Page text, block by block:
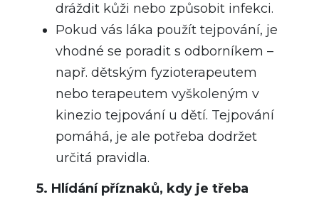
dráždit kůži nebo způsobit infekci.
Pokud vás láka použít tejpování, je
vhodné se poradit s odborníkem –
např. dětským fyzioterapeutem
nebo terapeutem vyškoleným v
kinezio tejpování u dětí. Tejpování
pomáhá, je ale potřeba dodržet
určitá pravidla.
5. Hlídání příznaků, kdy je třeba